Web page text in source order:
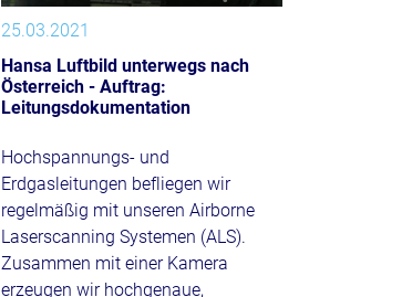
25.03.2021
Hansa Luftbild unterwegs nach
Österreich - Auftrag:
Leitungsdokumentation
Hochspannungs- und
Erdgasleitungen befliegen wir
regelmäßig mit unseren Airborne
Laserscanning Systemen (ALS).
Zusammen mit einer Kamera
erzeugen wir hochgenaue,